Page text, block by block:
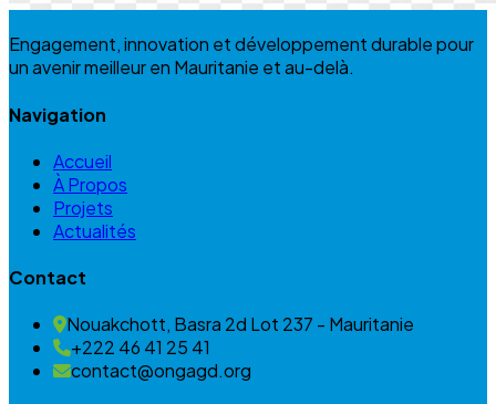
Engagement, innovation et développement durable pour
un avenir meilleur en Mauritanie et au-delà.
Navigation
Accueil
À Propos
Projets
Actualités
Contact
Nouakchott, Basra 2d Lot 237 - Mauritanie
+222 46 41 25 41
contact@ongagd.org